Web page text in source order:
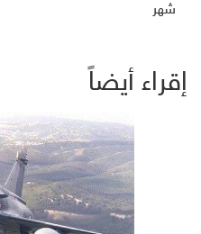
شهر
إقراء أيضاً